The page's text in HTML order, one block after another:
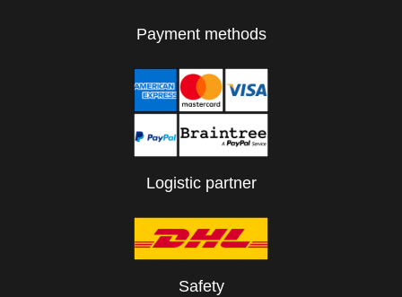
Payment methods
Logistic partner
Safety